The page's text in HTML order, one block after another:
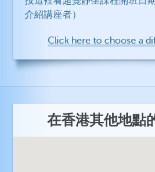
介紹講座者）
Click here to choose a
在香港其他地點